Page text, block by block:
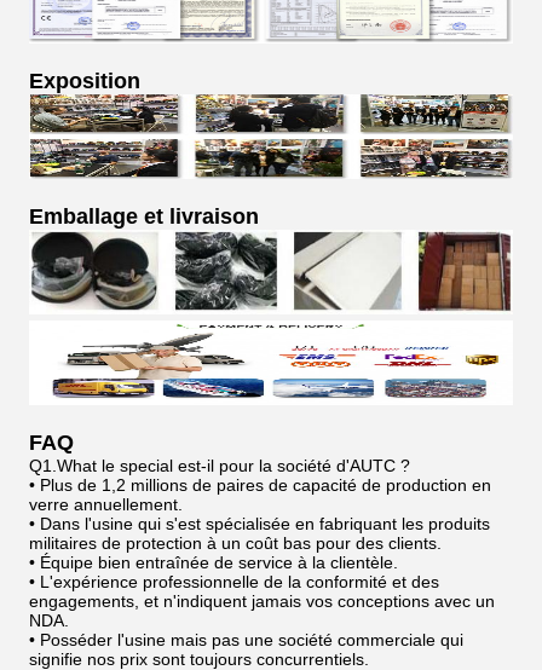
Exposition
Emballage et livraison
FAQ
Q1.What le special est-il pour la société d'AUTC ?
• Plus de 1,2 millions de paires de capacité de production en
verre annuellement.
• Dans l'usine qui s'est spécialisée en fabriquant les produits
militaires de protection à un coût bas pour des clients.
• Équipe bien entraînée de service à la clientèle.
• L'expérience professionnelle de la conformité et des
engagements, et n'indiquent jamais vos conceptions avec un
NDA.
• Posséder l'usine mais pas une société commerciale qui
signifie nos prix sont toujours concurrentiels.